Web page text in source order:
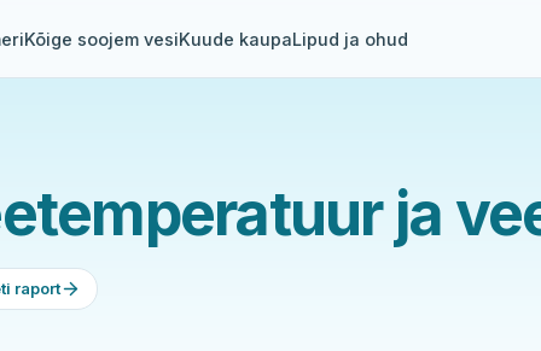
Kõige soojem vesiKuude kaupaLipud ja ohud
ja
raport